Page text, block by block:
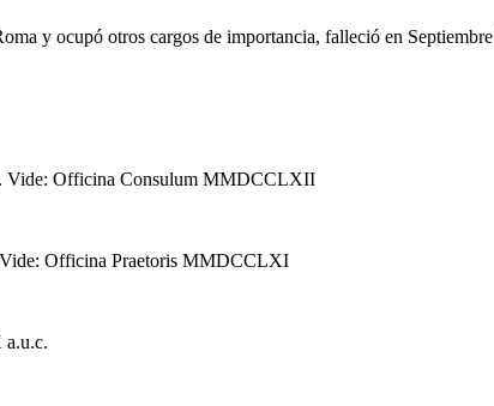
y ocupó otros cargos de importancia, falleció en Septiembre
Vide: Officina Consulum MMDCCLXII
Vide: Officina Praetoris MMDCCLXI
a.u.c.